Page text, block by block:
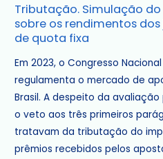
Tributação. Simulação
sobre os rendimentos
de quota fixa
Em 2023, o Congresso
regulamenta o mercado de
Brasil. A despeito da
o veto aos três primeiros
tratavam da tributação do
prêmios recebidos pelos
Simulação
do
impacto
da
tributação
sobre
os
rendimentos
dos